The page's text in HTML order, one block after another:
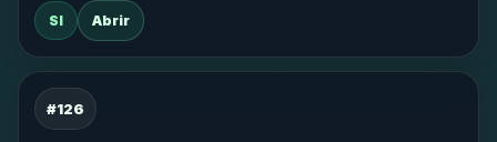
SI Abrir
#126